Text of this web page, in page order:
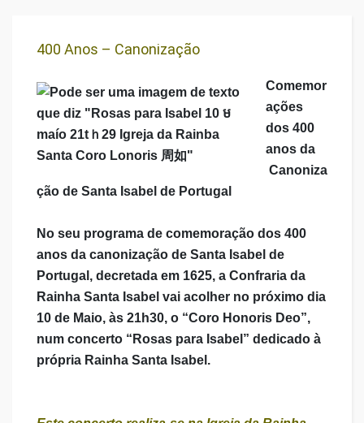
400 Anos – Canonização
Comemor
ações
dos 400
anos da
Canoniza
ção de Santa Isabel de Portugal
No seu programa de comemoração dos 400
anos da canonização de Santa Isabel de
Portugal, decretada em 1625, a Confraria da
Rainha Santa Isabel vai acolher no próximo dia
10 de Maio, às 21h30, o “Coro Honoris Deo”,
num concerto “Rosas para Isabel” dedicado à
própria Rainha Santa Isabel.